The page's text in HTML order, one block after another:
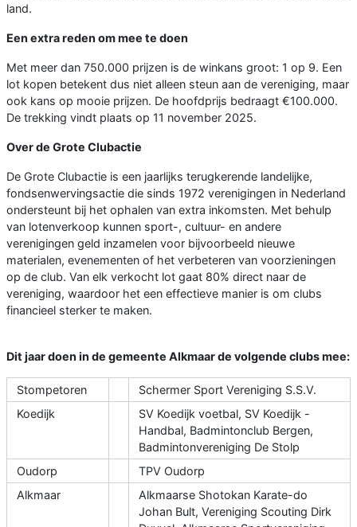
land.
Een extra reden om mee te doen
Met meer dan 750.000 prijzen is de winkans groot: 1 op 9. Een
lot kopen betekent dus niet alleen steun aan de vereniging, maar
ook kans op mooie prijzen. De hoofdprijs bedraagt €100.000.
De trekking vindt plaats op 11 november 2025.
Over de Grote Clubactie
De Grote Clubactie is een jaarlijks terugkerende landelijke,
fondsenwervingsactie die sinds 1972 verenigingen in Nederland
ondersteunt bij het ophalen van extra inkomsten. Met behulp
van lotenverkoop kunnen sport-, cultuur- en andere
verenigingen geld inzamelen voor bijvoorbeeld nieuwe
materialen, evenementen of het verbeteren van voorzieningen
op de club. Van elk verkocht lot gaat 80% direct naar de
vereniging, waardoor het een effectieve manier is om clubs
financieel sterker te maken.
Dit jaar doen in de gemeente Alkmaar de volgende clubs mee:
Stompetoren
Schermer Sport Vereniging S.S.V.
Koedijk
SV Koedijk voetbal, SV Koedijk -
Handbal, Badmintonclub Bergen,
Badmintonvereniging De Stolp
Oudorp
TPV Oudorp
Alkmaar
Alkmaarse Shotokan Karate-do
Johan Bult, Vereniging Scouting Dirk